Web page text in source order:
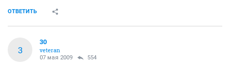
ОТВЕТИТЬ
3
30
veteran
07 мая 2009 554